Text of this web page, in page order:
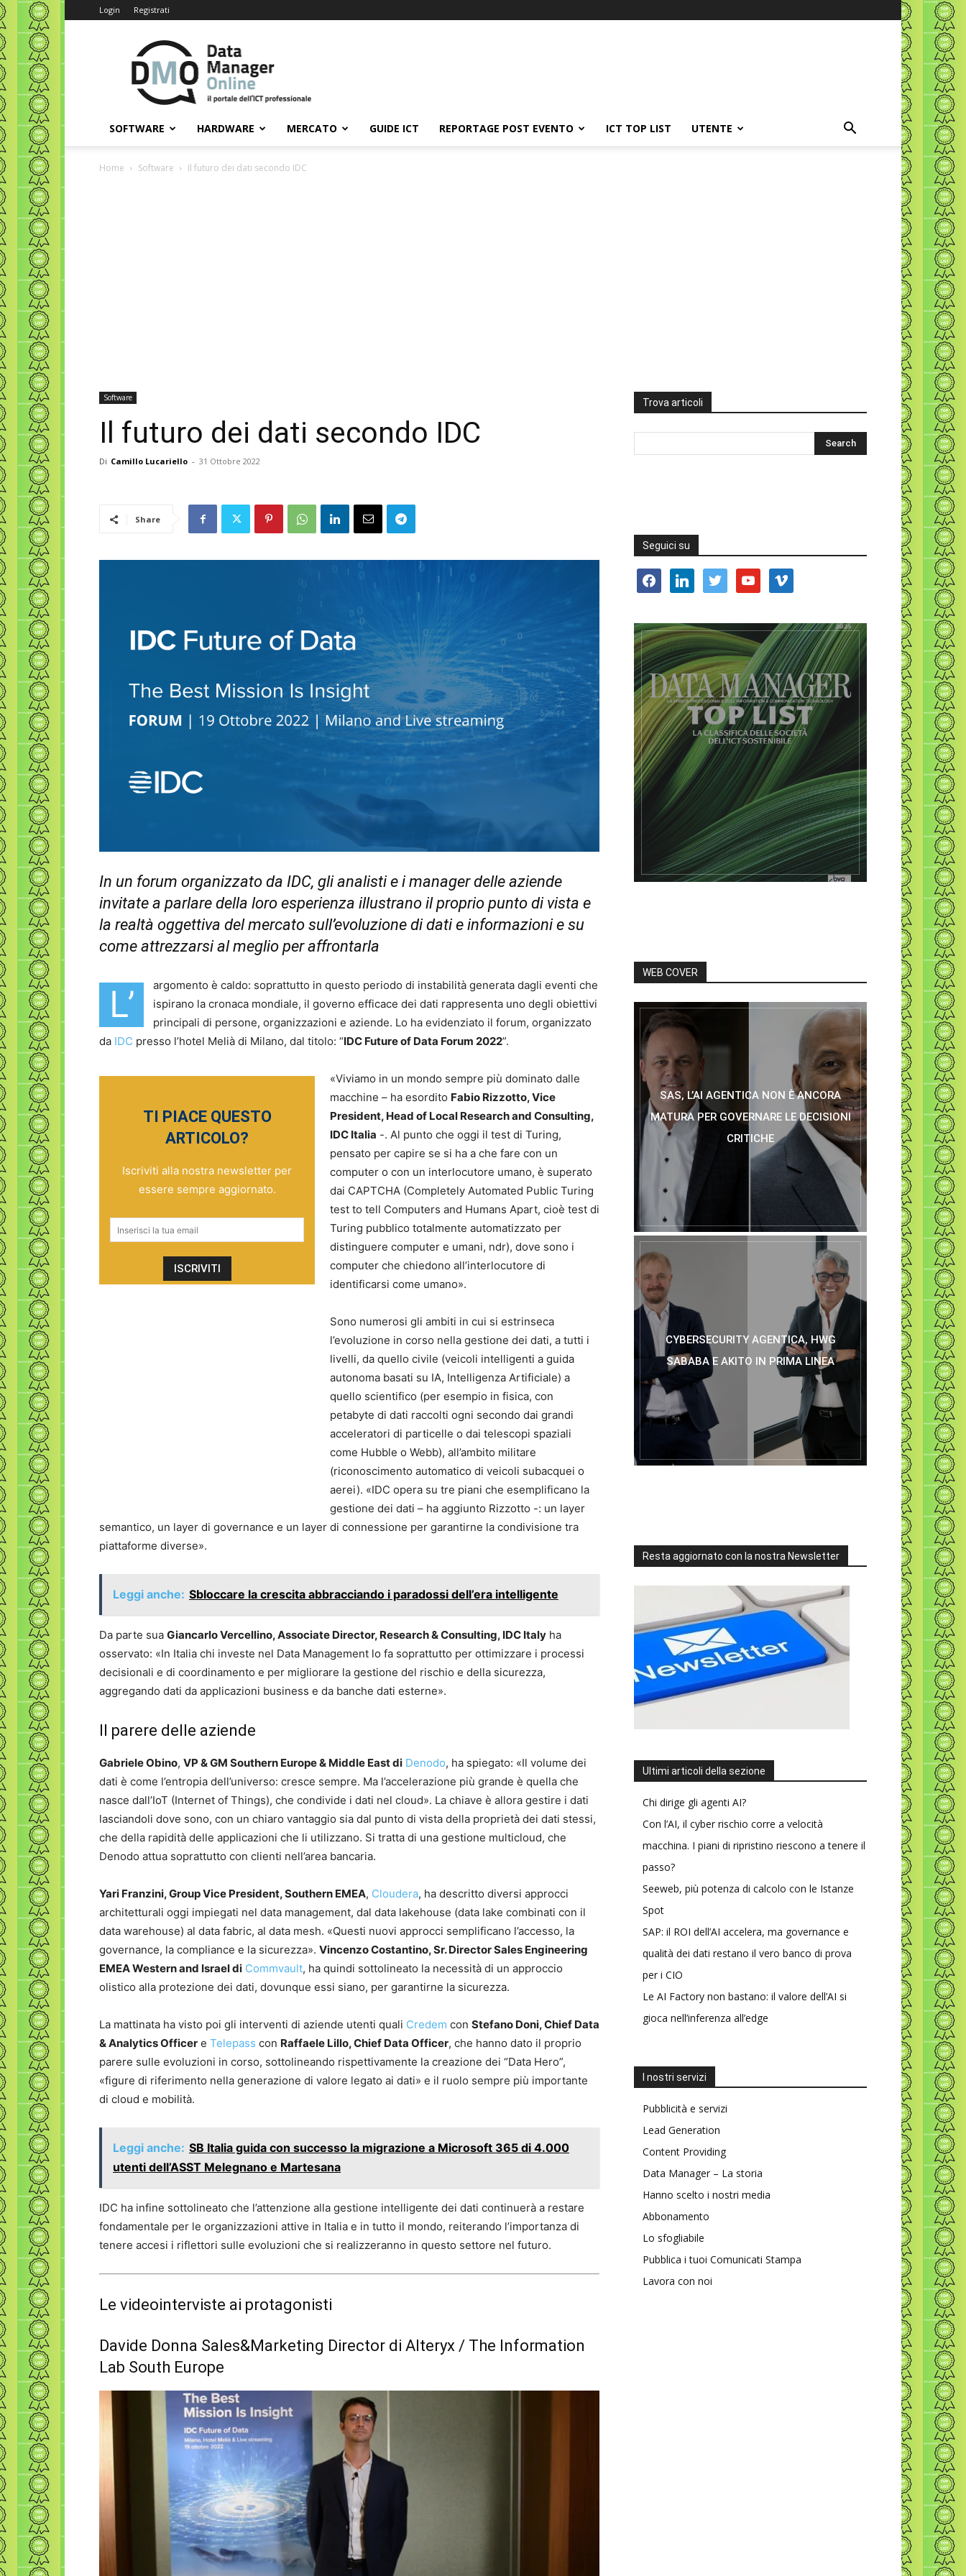
Login Registrati
Data
Manager
Online
SOFTWARE HARDWARE MERCATO GUIDE ICT REPORTAGE POST EVENTO ICT TOP LIST UTENTE
Home Software Il futuro dei dati secondo IDC
Software
Il futuro dei dati secondo IDC
Di Camillo Lucariello - 31 Ottobre 2022
Share
In un forum organizzato da IDC, gli analisti e i manager delle aziende
invitate a parlare della loro esperienza illustrano il proprio punto di vista e
la realtà oggettiva del mercato sull’evoluzione di dati e informazioni e su
come attrezzarsi al meglio per affrontarla
L’
argomento è caldo: soprattutto in questo periodo di instabilità generata dagli eventi che
ispirano la cronaca mondiale, il governo efficace dei dati rappresenta uno degli obiettivi
principali di persone, organizzazioni e aziende. Lo ha evidenziato il forum, organizzato
da IDC presso l’hotel Melià di Milano, dal titolo: “IDC Future of Data Forum 2022”.
TI PIACE QUESTO
ARTICOLO?
Iscriviti alla nostra newsletter per
essere sempre aggiornato.
«Viviamo in un mondo sempre più dominato dalle
macchine – ha esordito Fabio Rizzotto, Vice
President, Head of Local Research and Consulting,
IDC Italia -. Al punto che oggi il test di Turing,
pensato per capire se si ha a che fare con un
computer o con un interlocutore umano, è superato
dai CAPTCHA (Completely Automated Public Turing
test to tell Computers and Humans Apart, cioè test di
Turing pubblico totalmente automatizzato per
distinguere computer e umani, ndr), dove sono i
computer che chiedono all’interlocutore di
identificarsi come umano».
Sono numerosi gli ambiti in cui si estrinseca
l’evoluzione in corso nella gestione dei dati, a tutti i
livelli, da quello civile (veicoli intelligenti a guida
autonoma basati su IA, Intelligenza Artificiale) a
quello scientifico (per esempio in fisica, con
petabyte di dati raccolti ogni secondo dai grandi
acceleratori di particelle o dai telescopi spaziali
come Hubble o Webb), all’ambito militare
(riconoscimento automatico di veicoli subacquei o
aerei). «IDC opera su tre piani che esemplificano la
gestione dei dati – ha aggiunto Rizzotto -: un layer
semantico, un layer di governance e un layer di connessione per garantirne la condivisione tra
piattaforme diverse».
Leggi anche: Sbloccare la crescita abbracciando i paradossi dell’era intelligente
Da parte sua Giancarlo Vercellino, Associate Director, Research & Consulting, IDC Italy ha
osservato: «In Italia chi investe nel Data Management lo fa soprattutto per ottimizzare i processi
decisionali e di coordinamento e per migliorare la gestione del rischio e della sicurezza,
aggregando dati da applicazioni business e da banche dati esterne».
Il parere delle aziende
Gabriele Obino, VP & GM Southern Europe & Middle East di Denodo, ha spiegato: «Il volume dei
dati è come l’entropia dell’universo: cresce sempre. Ma l’accelerazione più grande è quella che
nasce dall’IoT (Internet of Things), che condivide i dati nel cloud». La chiave è allora gestire i dati
lasciandoli dove sono, con un chiaro vantaggio sia dal punto di vista della proprietà dei dati stessi,
che della rapidità delle applicazioni che li utilizzano. Si tratta di una gestione multicloud, che
Denodo attua soprattutto con clienti nell’area bancaria.
Yari Franzini, Group Vice President, Southern EMEA, Cloudera, ha descritto diversi approcci
architetturali oggi impiegati nel data management, dal data lakehouse (data lake combinati con il
data warehouse) al data fabric, al data mesh. «Questi nuovi approcci semplificano l’accesso, la
governance, la compliance e la sicurezza». Vincenzo Costantino, Sr. Director Sales Engineering
EMEA Western and Israel di Commvault, ha quindi sottolineato la necessità di un approccio
olistico alla protezione dei dati, dovunque essi siano, per garantirne la sicurezza.
La mattinata ha visto poi gli interventi di aziende utenti quali Credem con Stefano Doni, Chief Data
& Analytics Officer e Telepass con Raffaele Lillo, Chief Data Officer, che hanno dato il proprio
parere sulle evoluzioni in corso, sottolineando rispettivamente la creazione dei “Data Hero”,
«figure di riferimento nella generazione di valore legato ai dati» e il ruolo sempre più importante
di cloud e mobilità.
Leggi anche: SB Italia guida con successo la migrazione a Microsoft 365 di 4.000
utenti dell’ASST Melegnano e Martesana
IDC ha infine sottolineato che l’attenzione alla gestione intelligente dei dati continuerà a restare
fondamentale per le organizzazioni attive in Italia e in tutto il mondo, reiterando l’importanza di
tenere accesi i riflettori sulle evoluzioni che si realizzeranno in questo settore nel futuro.
Le videointerviste ai protagonisti
Davide Donna Sales&Marketing Director di Alteryx / The Information
Lab South Europe
Trova articoli
Seguici su
facebooklinkedin twitter youtube vimeo
WEB COVER
SAS, L’AI AGENTICA NON È ANCORA
MATURA PER GOVERNARE LE DECISIONI
CRITICHE
CYBERSECURITY AGENTICA, HWG
SABABA E AKITO IN PRIMA LINEA
Resta aggiornato con la nostra Newsletter
Ultimi articoli della sezione
Chi dirige gli agenti AI?
Con l’AI, il cyber rischio corre a velocità
macchina. I piani di ripristino riescono a tenere il
passo?
Seeweb, più potenza di calcolo con le Istanze
Spot
SAP: il ROI dell’AI accelera, ma governance e
qualità dei dati restano il vero banco di prova
per i CIO
Le AI Factory non bastano: il valore dell’AI si
gioca nell’inferenza all’edge
I nostri servizi
Pubblicità e servizi
Lead Generation
Content Providing
Data Manager – La storia
Hanno scelto i nostri media
Abbonamento
Lo sfogliabile
Pubblica i tuoi Comunicati Stampa
Lavora con noi